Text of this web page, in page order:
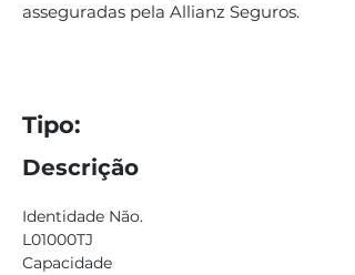
asseguradas pela Allianz Seguros.
Tipo:
Descrição
Identidade Não.
L01000TJ
Capacidade